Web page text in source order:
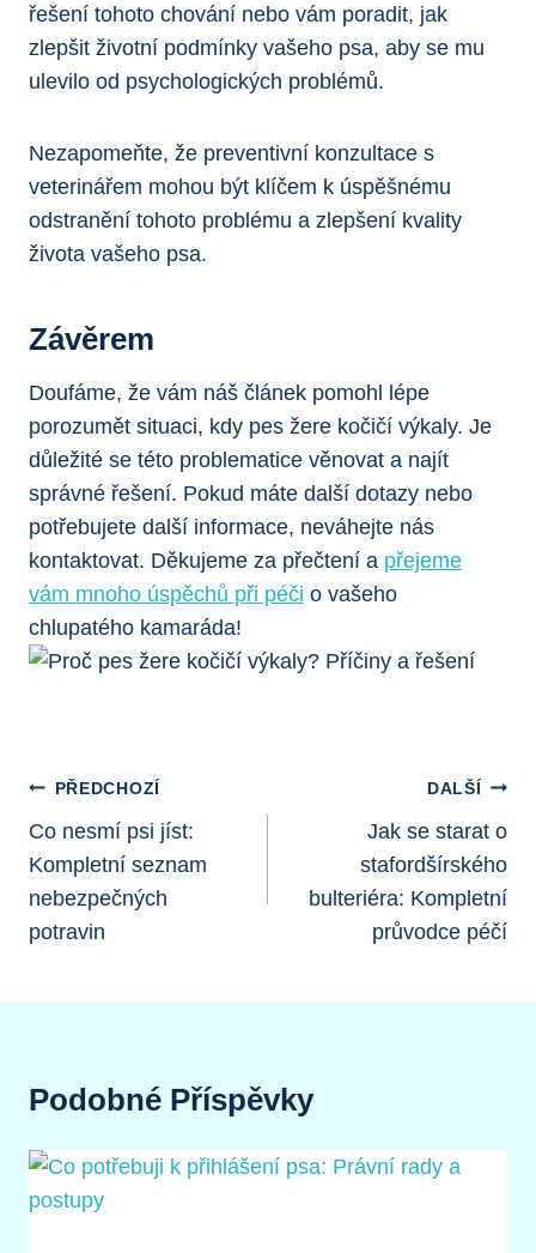
řešení tohoto chování nebo vám poradit, jak
zlepšit životní podmínky vašeho psa, aby se mu
ulevilo od psychologických problémů.
Nezapomeňte, že preventivní konzultace s
veterinářem mohou být klíčem k úspěšnému
odstranění tohoto problému a zlepšení kvality
života vašeho psa.
Závěrem
Doufáme, že vám náš článek pomohl lépe
porozumět situaci, kdy pes žere kočičí výkaly. Je
důležité se této problematice věnovat a najít
správné řešení. Pokud máte další dotazy nebo
potřebujete další informace, neváhejte nás
kontaktovat. Děkujeme za přečtení a přejeme
vám mnoho úspěchů při péči o vašeho
chlupatého kamaráda!
Navigace
Pro
Příspěvek
PŘEDCHOZÍ
Co nesmí psi jíst:
Kompletní seznam
nebezpečných
potravin
DALŠÍ
Jak se starat o
stafordšírského
bulteriéra: Kompletní
průvodce péčí
Podobné Příspěvky